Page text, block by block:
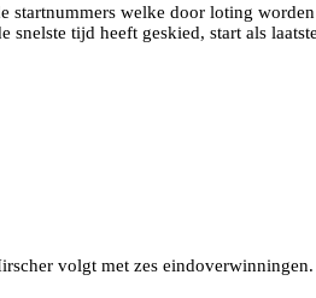
welke door loting
snelste tijd heeft geskied, start als
volgt met zes